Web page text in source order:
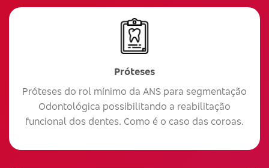
Próteses
Próteses do rol mínimo da ANS para segmentação
Odontológica possibilitando a reabilitação
funcional dos dentes. Como é o caso das coroas.